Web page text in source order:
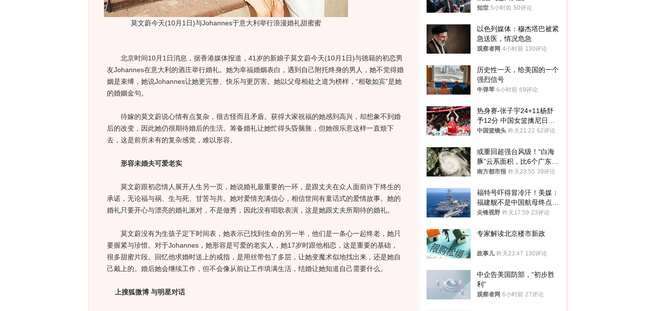
莫文蔚今天(10月1日)与Johannes于意大利举行浪漫婚礼甜蜜蜜
北京时间10月1日消息，据香港媒体报道，41岁的新娘子莫文蔚今天(10月1日)与德籍的初恋男
友Johannes在意大利的酒庄举行婚礼。她为幸福婚姻表白，遇到自己附托终身的男人，她不觉得婚
姻是束缚，她说Johannes让她更完整、快乐与更厉害。她以父母相处之道为榜样，“相敬如宾”是她
的婚姻金句。
待嫁的莫文蔚说心情有点复杂，很古怪而且矛盾。获得大家祝福的她感到高兴，却想象不到婚
后的改变，因此她仍很期待婚后的生活。筹备婚礼让她忙得头昏脑胀，但她很乐意这样一直烦下
去，这是前所未有的复杂感觉，难以形容。
形容未婚夫可爱老实
莫文蔚跟初恋情人展开人生另一页，她说婚礼最重要的一环，是跟丈夫在众人面前许下终生的
承诺，无论福与祸、生与死、甘苦与共。她对爱情充满信心，相信世间有童话式的爱情故事。她的
婚礼只要开心与漂亮的婚礼派对，不是做秀，因此没有唱歌表演，这是她跟丈夫所期待的婚礼。
莫文蔚没有为生孩子定下时间表，她表示已找到生命的另一半，他们是一条心一起终老，她只
要握紧与珍惜。对于Johannes，她形容是可爱的老实人，她17岁时跟他相恋，这是重要的基础，
很多甜蜜片段。回忆他求婚时送上的戒指，是用丝带包了多层，让她变魔术似地找出来，还是她自
己戴上的。婚后她会继续工作，但不会像从前让工作填满生活，结婚让她知道自己需要什么。
上搜狐微博 与明星对话
知世 5小时前 50评论
以色列媒体：穆杰塔巴被紧
急送医，情况危急
观察者网 4小时前 130评论
历史性一天，给美国的一个
强烈信号
牛弹琴 6小时前 69评论
热身赛-张子宇24+11杨舒
予12分 中国女篮擒尼日利
亚
中国篮镜头 昨天21:22 62评论
或重回超强台风级！“白海
豚”云系面积，比6个广东还
大！深圳官方：注意这件事
南方都市报 昨天23:55 39评论
福特号吓得冒冷汗！美媒：
福建舰不是中国航母终点，
而是新起点！
尖锋视野 昨天17:59 23评论
专家解读北京楼市新政
政事儿 昨天23:47 130评论
中企告美国防部，“初步胜
利”
观察者网 6小时前 27评论